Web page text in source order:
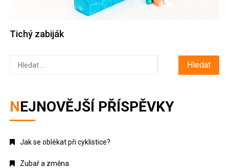
Tichý zabiják
Vyhledávání
NEJNOVĚJŠÍ PŘÍSPĚVKY
Jak se oblékat při cyklistice?
Zubař a změna